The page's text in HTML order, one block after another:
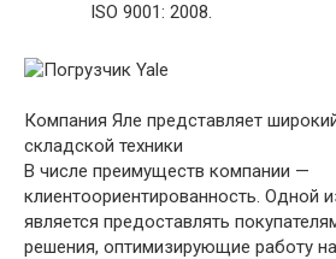
ISO 9001: 2008.
Компания Яле представляет
складской техники
В числе преимуществ компании —
клиентоориентированность. Одной
является предоставлять
решения, оптимизирующие работу